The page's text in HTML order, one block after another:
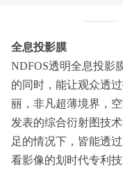
全息投影膜
NDFOS透明全息投影
的同时，能让观众透
丽，非凡超薄境界，
发表的综合衍射图技
足的情况下，皆能透
看影像的划时代专利技